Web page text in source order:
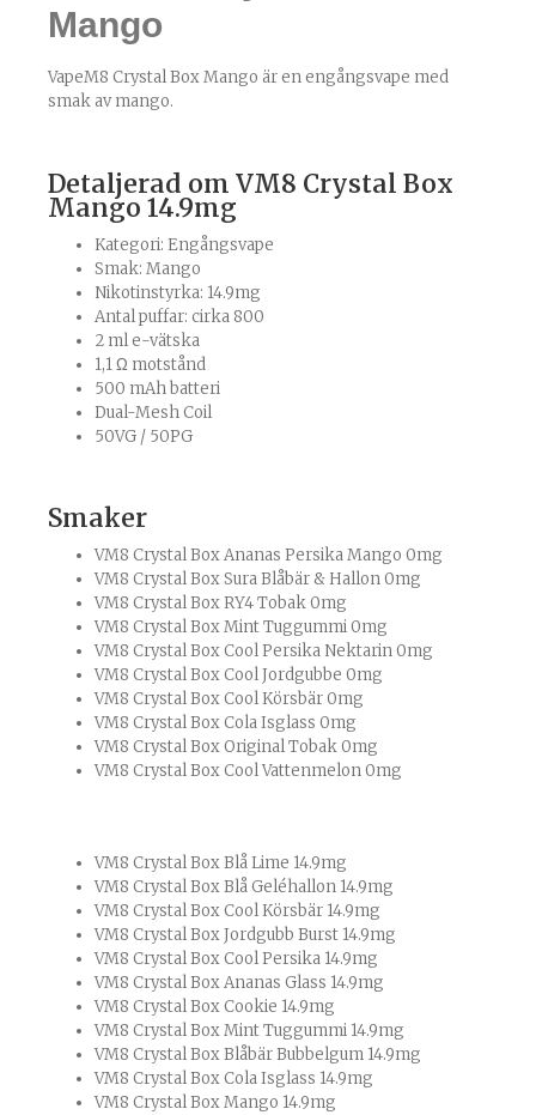
Mango
VapeM8 Crystal Box Mango är en engångsvape med
smak av mango.
Detaljerad om VM8 Crystal Box
Mango 14.9mg
Kategori: Engångsvape
Smak: Mango
Nikotinstyrka: 14.9mg
Antal puffar: cirka 800
2 ml e-vätska
1,1 Ω motstånd
500 mAh batteri
Dual-Mesh Coil
50VG / 50PG
Smaker
VM8 Crystal Box Ananas Persika Mango 0mg
VM8 Crystal Box Sura Blåbär & Hallon 0mg
VM8 Crystal Box RY4 Tobak 0mg
VM8 Crystal Box Mint Tuggummi 0mg
VM8 Crystal Box Cool Persika Nektarin 0mg
VM8 Crystal Box Cool Jordgubbe 0mg
VM8 Crystal Box Cool Körsbär 0mg
VM8 Crystal Box Cola Isglass 0mg
VM8 Crystal Box Original Tobak 0mg
VM8 Crystal Box Cool Vattenmelon 0mg
VM8 Crystal Box Blå Lime 14.9mg
VM8 Crystal Box Blå Geléhallon 14.9mg
VM8 Crystal Box Cool Körsbär 14.9mg
VM8 Crystal Box Jordgubb Burst 14.9mg
VM8 Crystal Box Cool Persika 14.9mg
VM8 Crystal Box Ananas Glass 14.9mg
VM8 Crystal Box Cookie 14.9mg
VM8 Crystal Box Mint Tuggummi 14.9mg
VM8 Crystal Box Blåbär Bubbelgum 14.9mg
VM8 Crystal Box Cola Isglass 14.9mg
VM8 Crystal Box Mango 14.9mg